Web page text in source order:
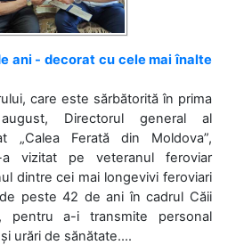
ani - decorat cu cele mai înalte
care este sărbătorită în prima
Directorul general al
„Calea Ferată din Moldova”,
a vizitat pe veteranul feroviar
dintre cei mai longevivi feroviari
peste 42 de ani în cadrul Căii
pentru a-i transmite personal
urări de sănătate....